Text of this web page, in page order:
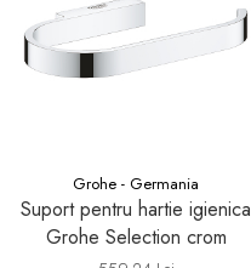
Rigole de dus
Mobilier baie
Dulapuri cu oglinda
Oglinzi baie, oglinzi
cosmetice si corpuri de
Grohe - Germania
Suport pentru hartie igienica
Grohe Selection crom